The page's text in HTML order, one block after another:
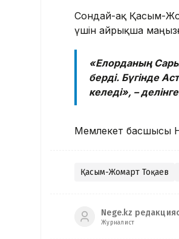
Сондай-ақ Қасым-
үшін айрықша
«Елорданың
берді. Бүгінде
келеді», –
Мемлекет басшысы
Қасым-Жомарт Тоқаев
Nege.kz
Журналист